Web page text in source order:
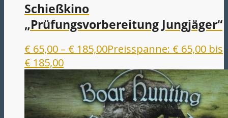
Schießkino
„Prüfungsvorbereitung Jungjäger“
€ 65,00 – € 185,00Preisspanne: € 65,00 bis
€ 185,00